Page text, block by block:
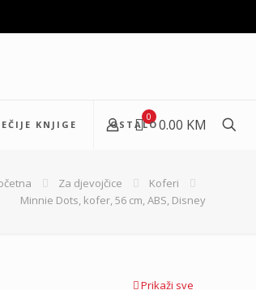
KNJIGE OSTALO
0 0.00 KM
Za djevojčice
Koferi
Minnie Dots, kofer, 56 cm, ABS, Disney
Prikaži sve